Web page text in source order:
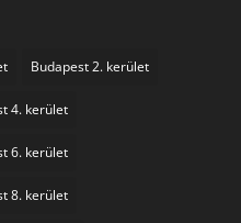
Budapest 2. kerület
4. kerület
6. kerület
8. kerület